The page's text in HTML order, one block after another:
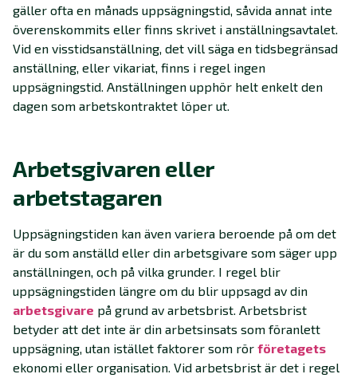
gäller ofta en månads uppsägningstid, såvida annat inte
överenskommits eller finns skrivet i anställningsavtalet.
Vid en visstidsanställning, det vill säga en tidsbegränsad
anställning, eller vikariat, finns i regel ingen
uppsägningstid. Anställningen upphör helt enkelt den
dagen som arbetskontraktet löper ut.
Arbetsgivaren eller
arbetstagaren
Uppsägningstiden kan även variera beroende på om det
är du som anställd eller din arbetsgivare som säger upp
anställningen, och på vilka grunder. I regel blir
uppsägningstiden längre om du blir uppsagd av din
arbetsgivare på grund av arbetsbrist. Arbetsbrist
betyder att det inte är din arbetsinsats som föranlett
uppsägning, utan istället faktorer som rör företagets
ekonomi eller organisation. Vid arbetsbrist är det i regel